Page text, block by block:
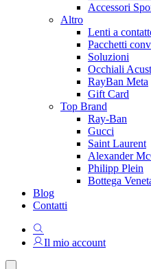
Accessori
Altro
Lenti a
Pacchetti
Soluzioni
Occhiali
RayBan Meta
Gift Card
Top Brand
Ray-Ban
Gucci
Saint Laurent
Alexander
Philipp Plein
Bottega
Blog
Contatti
Il mio account